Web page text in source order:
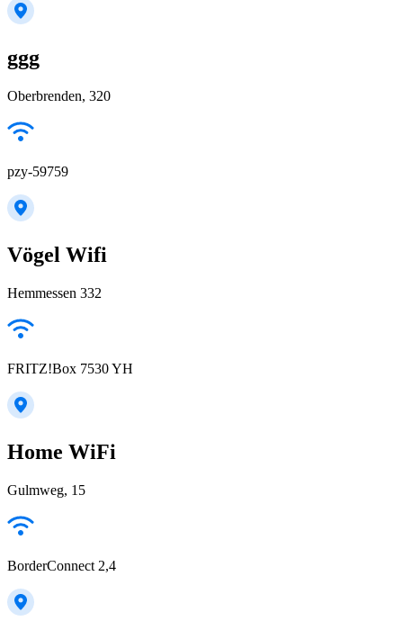
ggg
Oberbrenden, 320
pzy-59759
Vögel Wifi
Hemmessen 332
FRITZ!Box 7530 YH
Home WiFi
Gulmweg, 15
BorderConnect 2,4